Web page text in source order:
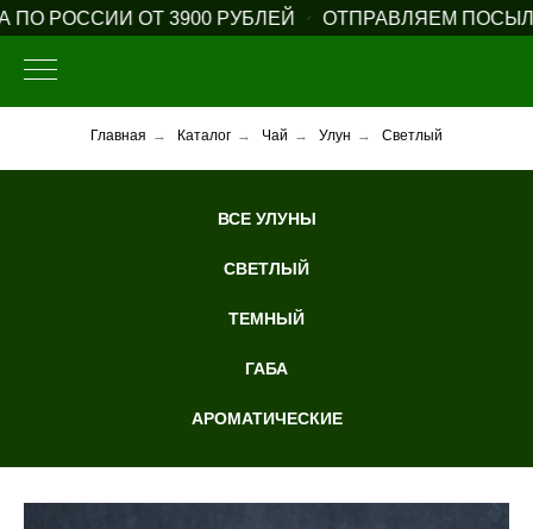
РОССИИ ОТ 3900 РУБЛЕЙ ОТПРАВЛЯЕМ
Главная → Каталог → Чай → Улун → Светлый
ВСЕ УЛУНЫ
СВЕТЛЫЙ
ТЕМНЫЙ
ГАБА
АРОМАТИЧЕСКИЕ